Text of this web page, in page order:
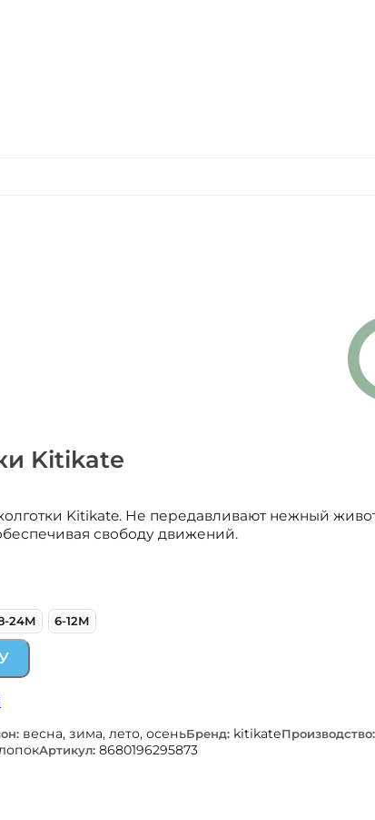
Kitikate
Kitikate. Не передавливают нежный
свободу движений.
24М 6-12М
весна, зима, лето, осеньБренд: kitikateПроизводство:
Артикул: 8680196295873